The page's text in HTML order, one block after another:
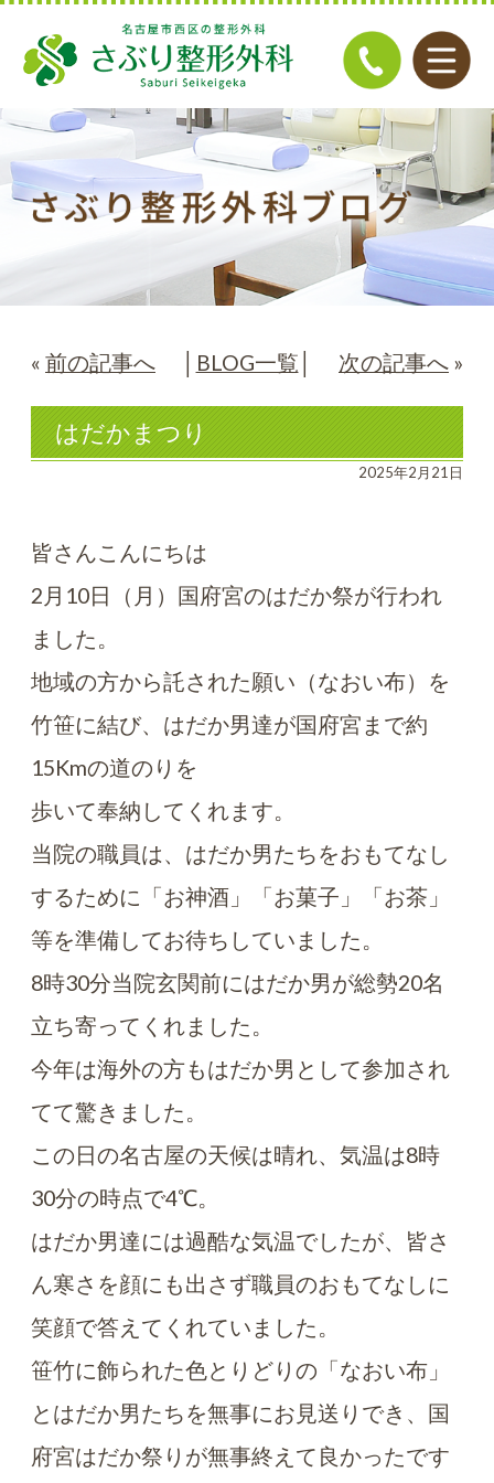
« 前の記事へ BLOG一覧 次の記事へ »
はだかまつり
2025年2月21日
皆さんこんにちは
2月10日（月）国府宮のはだか祭が行われ
ました。
地域の方から託された願い（なおい布）を
竹笹に結び、はだか男達が国府宮まで約
15Kmの道のりを
歩いて奉納してくれます。
当院の職員は、はだか男たちをおもてなし
するために「お神酒」「お菓子」「お茶」
等を準備してお待ちしていました。
8時30分当院玄関前にはだか男が総勢20名
立ち寄ってくれました。
今年は海外の方もはだか男として参加され
てて驚きました。
この日の名古屋の天候は晴れ、気温は8時
30分の時点で4℃。
はだか男達には過酷な気温でしたが、皆さ
ん寒さを顔にも出さず職員のおもてなしに
笑顔で答えてくれていました。
笹竹に飾られた色とりどりの「なおい布」
とはだか男たちを無事にお見送りでき、国
府宮はだか祭りが無事終えて良かったです